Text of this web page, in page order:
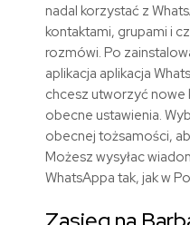
nadal korzystać z
kontaktami, grupami i
rozmówi. Po
aplikacja aplikacja
chcesz utworzyć
obecne ustawienia.
obecnej tożsamości,
Możesz wysyłac
WhatsAppa tak, jak w